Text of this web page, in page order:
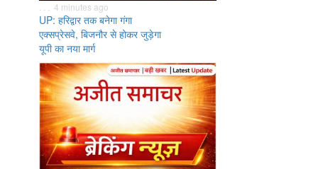
. . . 4 minutes ago
UP: हरिद्वार तक बनेगा गंगा
एक्सप्रेसवे, बिजनौर से होकर जुड़ेगा
यूपी का नया मार्ग